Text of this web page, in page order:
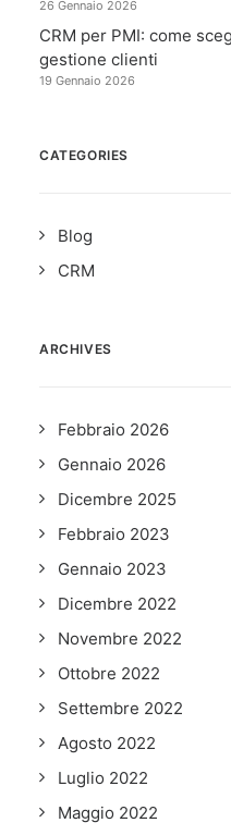
26 Gennaio 2026
CRM per PMI: come
gestione clienti
19 Gennaio 2026
CATEGORIES
Blog
CRM
ARCHIVES
Febbraio 2026
Gennaio 2026
Dicembre 2025
Febbraio 2023
Gennaio 2023
Dicembre 2022
Novembre 2022
Ottobre 2022
Settembre 2022
Agosto 2022
Luglio 2022
Maggio 2022